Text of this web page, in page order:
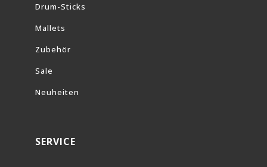
Drum-Sticks
Mallets
Zubehör
Sale
Neuheiten
SERVICE